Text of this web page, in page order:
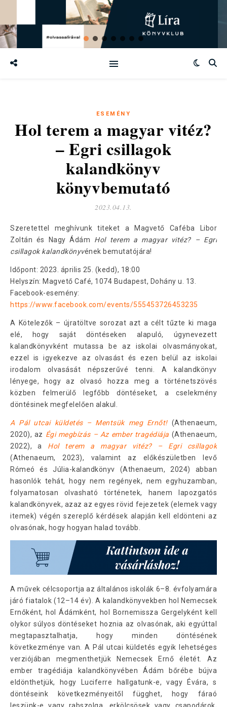
ESEMÉNY
Hol terem a magyar vitéz?
– Egri csillagok
kalandkönyv
könyvbemutató
2023.04.13.
Szeretettel meghívunk titeket a Magvető Caféba Libor
Zoltán és Nagy Ádám Hol terem a magyar vitéz? – Egri
csillagok kalandkönyvének bemutatójára!
Időpont: 2023. április 25. (kedd), 18:00
Helyszín: Magvető Café, 1074 Budapest, Dohány u. 13.
Facebook-esemény:
https://www.facebook.com/events/555453726453235
A Kötelezők – újratöltve sorozat azt a célt tűzte ki maga
elé, hogy saját döntéseken alapuló, úgynevezett
kalandkönyvként mutassa be az iskolai olvasmányokat,
ezzel is igyekezve az olvasást és ezen belül az iskolai
irodalom olvasását népszerűvé tenni. A kalandkönyv
lényege, hogy az olvasó hozza meg a történetszövés
közben felmerülő legfőbb döntéseket, a cselekmény
döntésinek megfelelően alakul.
A Pál utcai küldetés – Mentsük meg Ernőt!(Athenaeum,
2020), az Égi megbízás – Az ember tragédiája (Athenaeum,
2022), a Hol terem a magyar vitéz? – Egri csillagok
(Athenaeum, 2023), valamint az előkészületben levő
Rómeó és Júlia-kalandkönyv (Athenaeum, 2024) abban
hasonlók tehát, hogy nem regények, nem egyhuzamban,
folyamatosan olvasható történetek, hanem lapozgatós
kalandkönyvek, azaz az egyes rövid fejezetek (elemek vagy
itemek) végén szereplő kérdések alapján kell eldönteni az
olvasónak, hogy hogyan halad tovább.
A művek célcsoportja az általános iskolák 6–8. évfolyamára
járó fiatalok (12–14 év). A kalandkönyvekben hol Nemecsek
Ernőként, hol Ádámként, hol Bornemissza Gergelyként kell
olykor súlyos döntéseket hoznia az olvasónak, aki egyúttal
megtapasztalhatja, hogy minden döntésének
következménye van. A Pál utcai küldetés egyik lehetséges
verziójában megmenthetjük Nemecsek Ernő életét. Az
ember tragédiája kalandkönyvében Ádám bőrébe bújva
eldönthetjük, hogy Luciferre hallgatunk-e, vagy Évára, s
döntéseink következményeitől függhet, hogy fáraó